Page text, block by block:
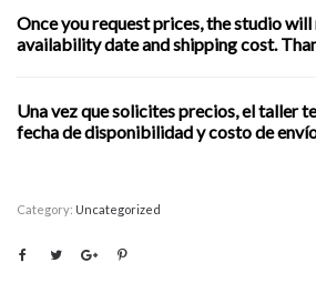
Once you request prices, the studio
availability date and shipping cost.
Una vez que solicites precios, el taller
fecha de disponibilidad y costo de
Category: Uncategorized